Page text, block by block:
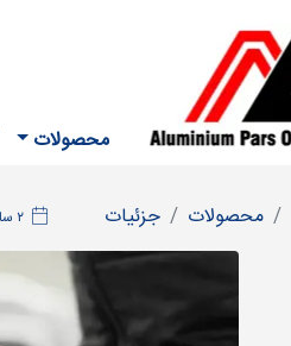
محصولات
محصولات جزئیات